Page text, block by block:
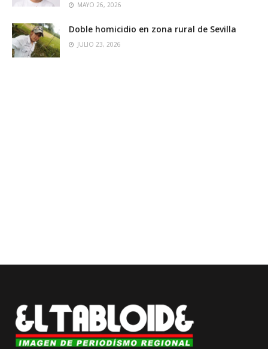
MAYO 26, 2026
Doble homicidio en zona rural de Sevilla
JULIO 23, 2026